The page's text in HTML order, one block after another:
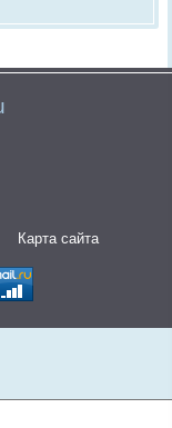
Карта сайта